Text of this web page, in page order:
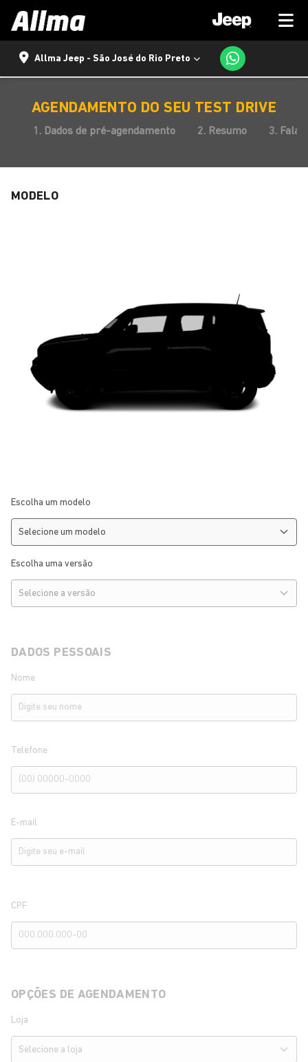
Allma Jeep - São José do Rio Preto
AGENDAMENTO DO SEU TEST DRIVE
1. Dados de pré-agendamento 2. Resumo 3.
MODELO
Escolha um modelo
Escolha uma versão
DADOS PESSOAIS
Nome
Telefone
E-mail
CPF
OPÇÕES DE AGENDAMENTO
Loja